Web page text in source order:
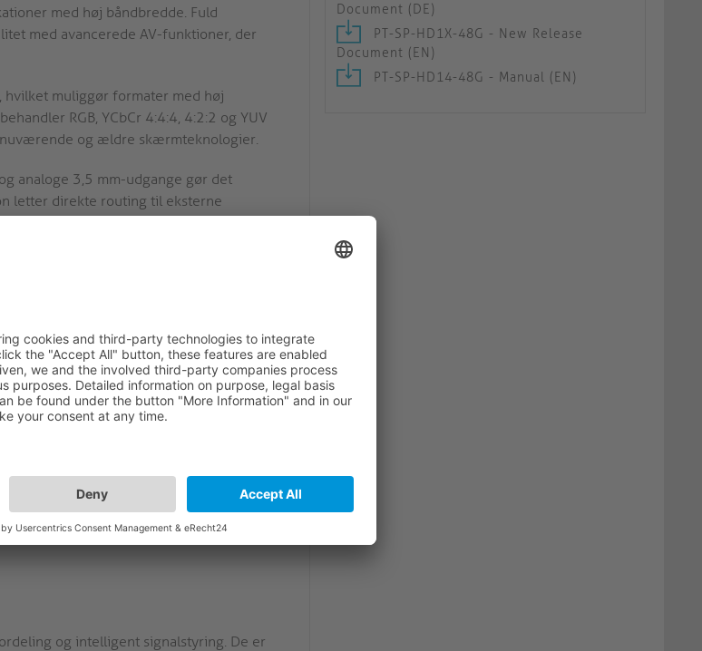
Document (DE)
PT-SP-HD1X-48G - New Release
Document (EN)
PT-SP-HD14-48G - Manual (EN)
med høj båndbredde. Fuld
med avancerede AV-funktioner, der
muliggør formater med høj
RGB, YCbCr 4:4:4, 4:2:2 og YUV
og ældre skærmteknologier.
analoge 3,5 mm-udgange gør det
letter direkte routing til eksterne
skiltningssystemer uden at kræve
1.4/2.3-handshake-kontrol sikrer
problemfri integration med en
installationer med blandet teknologi.
Control) on/off-kontakt giver
muliggør konvertering af 8K til 4K og
systemer.
avanceret EDID- og HDCP-styring
og CEC-kontrol muliggør enheden
understøtter pålidelig drift på tværs af
og intelligent signalstyring. De er